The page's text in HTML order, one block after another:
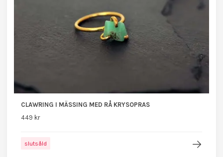
CLAWRING I MÄSSING MED RÅ KRYSOPRAS
449 kr
slutsåld